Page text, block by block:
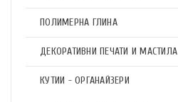
ПОЛИМЕРНА ГЛИНА
ДЕКОРАТИВНИ ПЕЧАТИ И МАСТИЛА
КУТИИ - ОРГАНАЙЗЕРИ